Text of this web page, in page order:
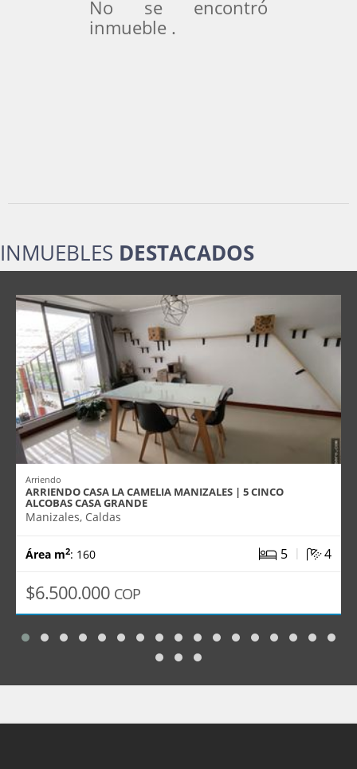
No se encontró
inmueble .
INMUEBLES DESTACADOS
Arriendo
ARRIENDO CASA LA CAMELIA MANIZALES | 5 CINCO
ALCOBAS CASA GRANDE
Manizales, Caldas
Área m2: 160 5 | 4
$6.500.000 COP